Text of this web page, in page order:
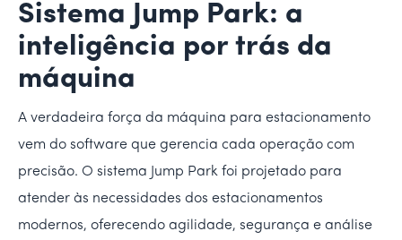
Sistema Jump Park: a
inteligência por trás da
máquina
A verdadeira força da máquina para estacionamento
vem do software que gerencia cada operação com
precisão. O sistema Jump Park foi projetado para
atender às necessidades dos estacionamentos
modernos, oferecendo agilidade, segurança e análise